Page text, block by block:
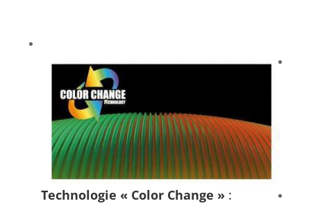
Technologie « Color Change »: